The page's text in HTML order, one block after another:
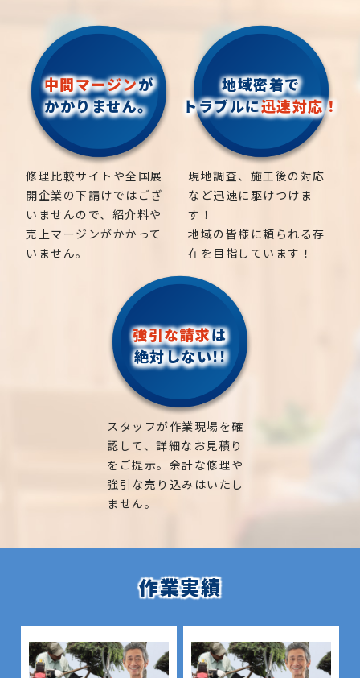
中間マージンが
かかりません。
修理比較サイトや全国展
開企業の下請けではござ
いませんので、紹介料や
売上マージンがかかって
いません。
地域密着で
トラブルに迅速対応！
現地調査、施工後の対応
など迅速に駆けつけま
す！
地域の皆様に頼られる存
在を目指しています！
強引な請求は
絶対しない!!
スタッフが作業現場を確
認して、詳細なお見積り
をご提示。余計な修理や
強引な売り込みはいたし
ません。
作業実績